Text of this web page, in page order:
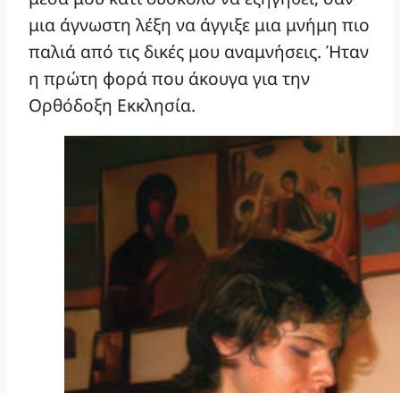
μια άγνωστη λέξη να άγγιξε μια μνήμη πιο
παλιά από τις δικές μου αναμνήσεις. Ήταν
η πρώτη φορά που άκουγα για την
Ορθόδοξη Εκκλησία.